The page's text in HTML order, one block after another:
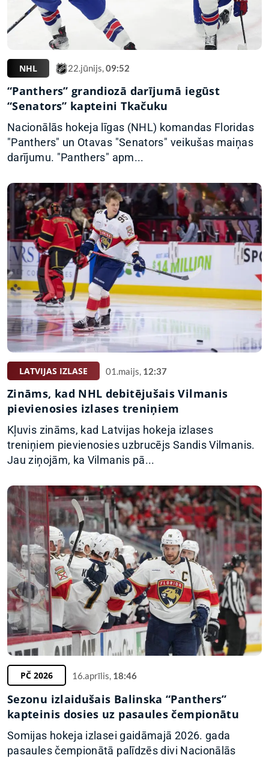
NHL 22.jūnijs,09:52
“Panthers” grandiozā darījumā iegūst
“Senators” kapteini Tkačuku
Nacionālās hokeja līgas (NHL) komandas Floridas
"Panthers" un Otavas "Senators" veikušas maiņas
darījumu. "Panthers" apm...
LATVIJAS IZLASE 01.maijs, 12:37
Zināms, kad NHL debitējušais Vilmanis
pievienosies izlases treniņiem
Kļuvis zināms, kad Latvijas hokeja izlases
treniņiem pievienosies uzbrucējs Sandis Vilmanis.
Jau ziņojām, ka Vilmanis pā...
PČ 2026 16.aprīlis, 18:46
Sezonu izlaidušais Balinska “Panthers”
kapteinis dosies uz pasaules čempionātu
Somijas hokeja izlasei gaidāmajā 2026. gada
pasaules čempionātā palīdzēs divi Nacionālās